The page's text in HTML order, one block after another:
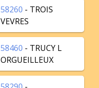
58260 - TROIS
VEVRES
58460 - TRUCY L
ORGUEILLEUX